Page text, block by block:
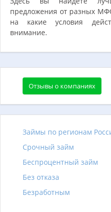
предложения от разных
на какие условия
внимание.
Отзывы о компаниях
Займы по регионам
Срочный займ
Беспроцентный займ
Без отказа
Безработным